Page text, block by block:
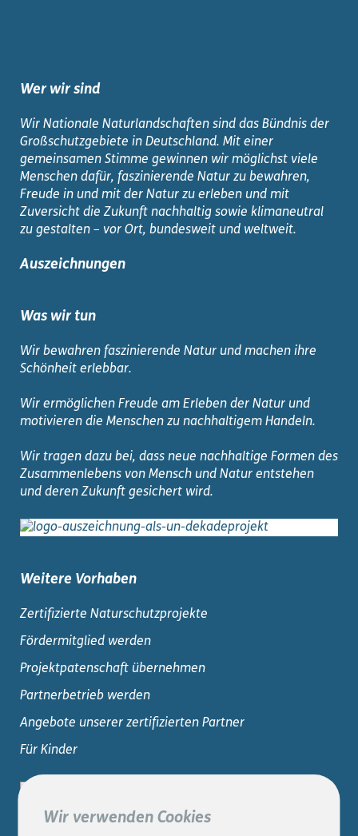
Wir verwenden Cookies
Wer wir sind
Wir Nationale Naturlandschaften sind das Bündnis der
Großschutzgebiete in Deutschland. Mit einer
gemeinsamen Stimme gewinnen wir möglichst viele
Menschen dafür, faszinierende Natur zu bewahren,
Freude in und mit der Natur zu erleben und mit
Zuversicht die Zukunft nachhaltig sowie klimaneutral
zu gestalten – vor Ort, bundesweit und weltweit.
Auszeichnungen
Was wir tun
Wir bewahren faszinierende Natur und machen ihre
Schönheit erlebbar.
Wir ermöglichen Freude am Erleben der Natur und
motivieren die Menschen zu nachhaltigem Handeln.
Wir tragen dazu bei, dass neue nachhaltige Formen des
Zusammenlebens von Mensch und Natur entstehen
und deren Zukunft gesichert wird.
Weitere Vorhaben
Zertifizierte Naturschutzprojekte
Fördermitglied werden
Projektpatenschaft übernehmen
Partnerbetrieb werden
Angebote unserer zertifizierten Partner
Für Kinder